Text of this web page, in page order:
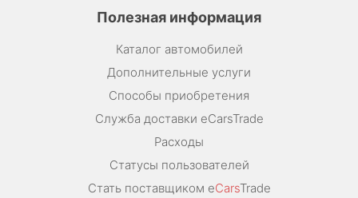
Полезная информация
Каталог автомобилей
Дополнительные услуги
Способы приобретения
Служба доставки eCarsTrade
Расходы
Статусы пользователей
Стать поставщиком eCarsTrade